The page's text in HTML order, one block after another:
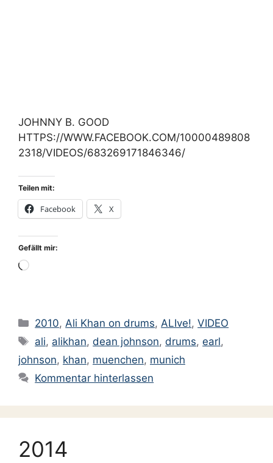
JOHNNY B. GOOD
HTTPS://WWW.FACEBOOK.COM/10000489808
2318/VIDEOS/683269171846346/
Teilen mit:
Facebook X
Gefällt mir:
Wird
Kategorien
2010,Ali Khan on drums,ALIve!,VIDEO
Schlagwörter
ali, alikhan,dean johnson,drums,earl,
johnson, khan, muenchen, munich
Kommentar hinterlassen
2014